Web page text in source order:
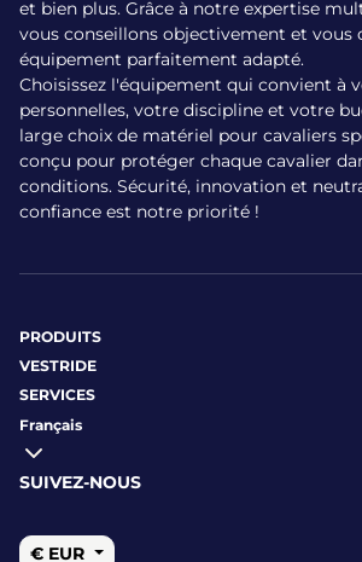
La gamme de prix des bombes Charles
modèle et les caractéristiques :
Kylo : entre 140 € et 190 € selon
MIPS
Luna : environ 293 €
Halo : autour de 529 €
en toute confiance, avec paiement
PayPal, etc.) et frais de livraison offerts
Quels sont les
bombes Charles
Sécurité renforcée : conforme à 3
et bien plus. Grâce à notre expertise
vous conseillons objectivement et vous
équipement parfaitement adapté.
Choisissez l'équipement qui convient à
personnelles, votre discipline et votre
large choix de matériel pour cavaliers
conçu pour protéger chaque cavalier
conditions. Sécurité, innovation et
confiance est notre priorité !
PRODUITS
VESTRIDE
SERVICES
Français
SUIVEZ-NOUS
€ EUR